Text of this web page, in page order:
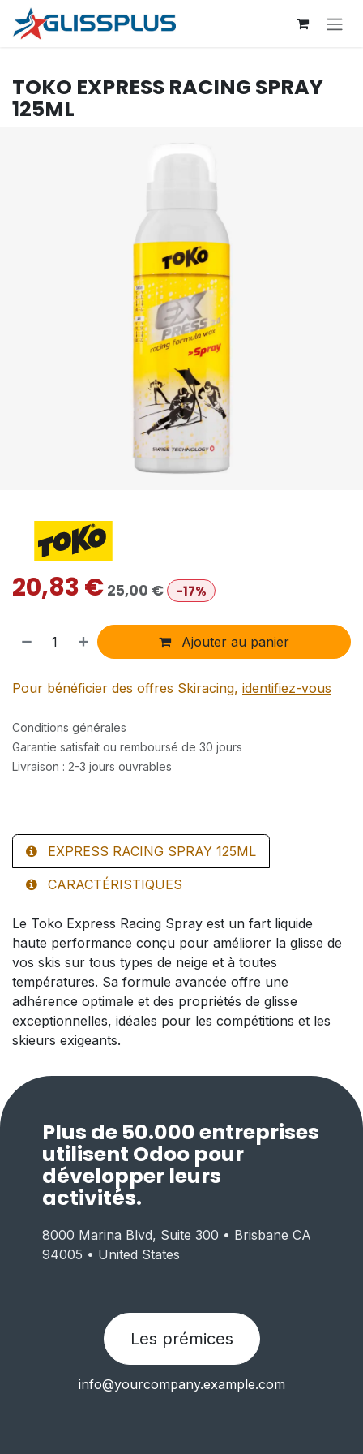
Se rendre au contenu
TOKO EXPRESS RACING SPRAY
125ML
20,83€25,00€ -17%
Ajouter au panier
Pour bénéficier des offres Skiracing, identifiez-vous
Conditions générales
Garantie satisfait ou remboursé de 30 jours
Livraison : 2-3 jours ouvrables
EXPRESS RACING SPRAY 125ML
CARACTÉRISTIQUES
Le Toko Express Racing Spray est un fart liquide
haute performance conçu pour améliorer la glisse de
vos skis sur tous types de neige et à toutes
températures. Sa formule avancée offre une
adhérence optimale et des propriétés de glisse
exceptionnelles, idéales pour les compétitions et les
skieurs exigeants.
Plus de 50.000 entreprises
utilisent Odoo pour
développer leurs
activités.
Les prémices
8000 Marina Blvd, Suite 300 • Brisbane CA
94005 • United States
info@yourcompany.example.com